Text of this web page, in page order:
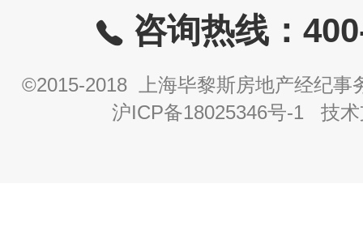
咨询热线：
©2015-2018 上海毕黎斯房地产经纪事
沪ICP备18025346号-1 技术